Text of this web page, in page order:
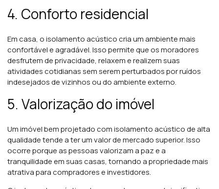
4. Conforto residencial
Em casa, o isolamento acústico cria um ambiente mais
confortável e agradável. Isso permite que os moradores
desfrutem de privacidade, relaxem e realizem suas
atividades cotidianas sem serem perturbados por ruídos
indesejados de vizinhos ou do ambiente externo.
5. Valorização do imóvel
Um imóvel bem projetado com isolamento acústico de alta
qualidade tende a ter um valor de mercado superior. Isso
ocorre porque as pessoas valorizam a paz e a
tranquilidade em suas casas, tornando a propriedade mais
atrativa para compradores e investidores.